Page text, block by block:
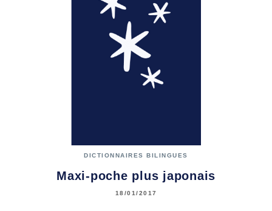
DICTIONNAIRES BILINGUES
Maxi-poche plus japonais
18/01/2017